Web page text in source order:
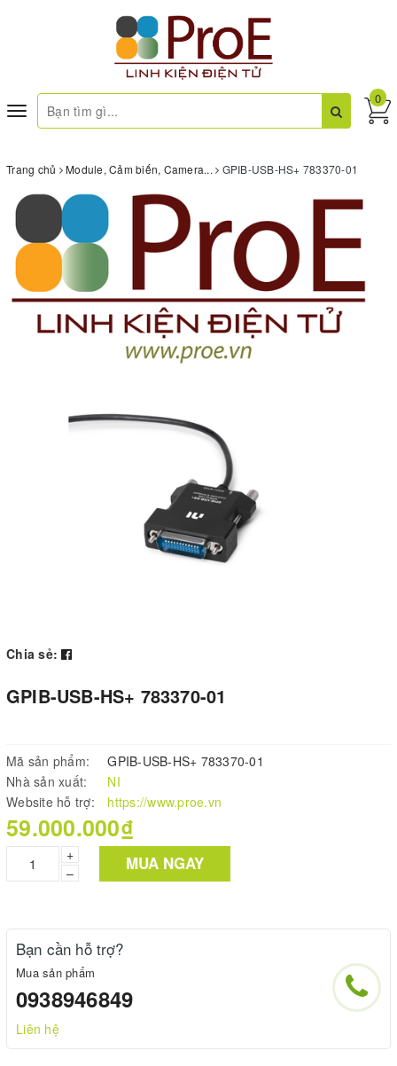
Toggle
navigation
0
Trang chủ Module, Cảm biến, Camera... GPIB-USB-HS+ 783370-01
Chia sẻ:
GPIB-USB-HS+ 783370-01
Mã sản phẩm:
GPIB-USB-HS+ 783370-01
Nhà sản xuất:
NI
Website hỗ trợ:
https://www.proe.vn
59.000.000₫
+
–
MUA NGAY
Bạn cần hỗ trợ?
Mua sản phẩm
0938946849
Liên hệ